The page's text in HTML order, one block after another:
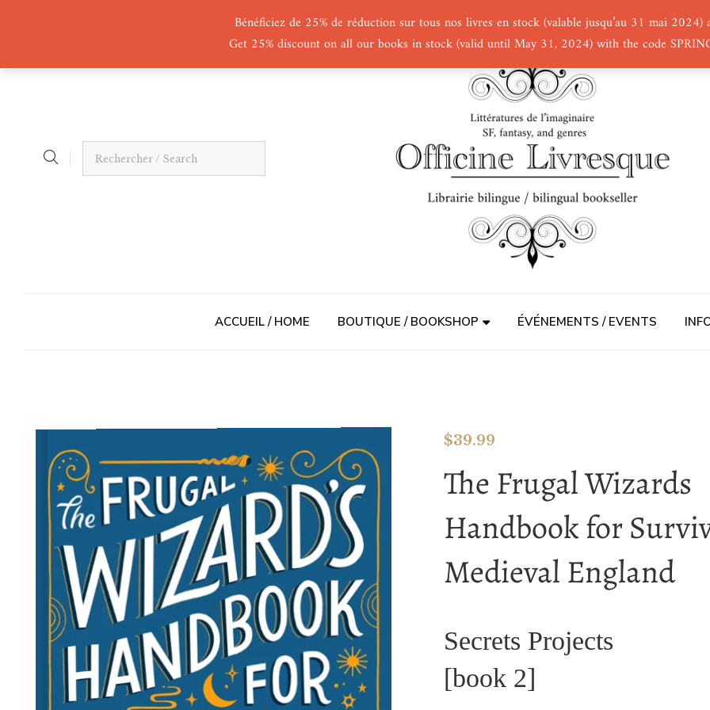
Bénéficiez de 25% de réduction sur tous nos livres en stock (valable jusqu’au 31 mai 2024)
Get 25% discount on all our books in stock (valid until May 31, 2024) with the code
ACCUEIL / HOME BOUTIQUE / BOOKSHOP ÉVÉNEMENTS / EVENTS
$39.99
The Frugal Wizards
Handbook for
Medieval England
Secrets Projects
[book 2]